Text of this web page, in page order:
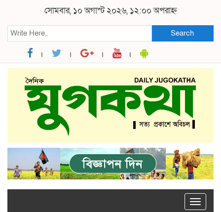
সোমবার, ১০ অগাস্ট ২০২৬, ১২:০০ অপরাহ্ন
Search
Toggle